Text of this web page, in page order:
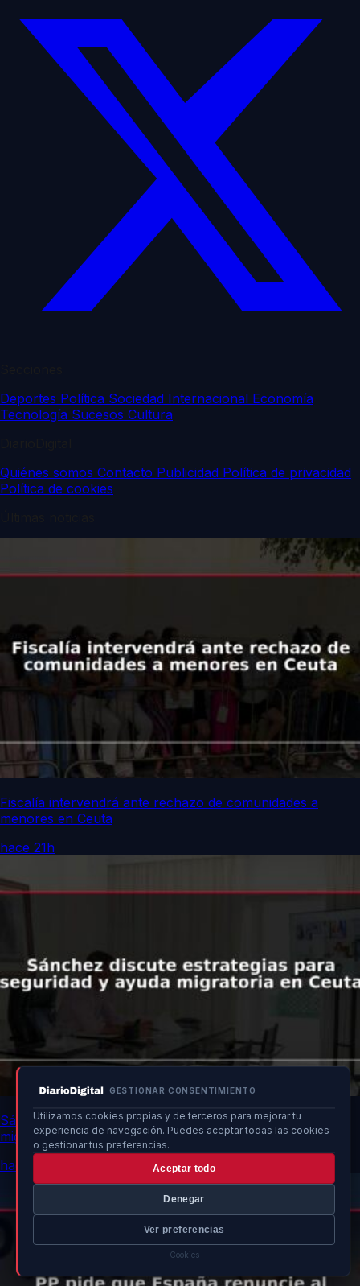
GESTIONAR CONSENTIMIENTO
Utilizamos cookies propias y de terceros para mejorar tu
experiencia de navegación. Puedes aceptar todas las cookies
o gestionar tus preferencias.
Aceptar todo
Denegar
Ver preferencias
Cookies
Deportes Política Sociedad Internacional Economía
Tecnología Sucesos Cultura
Quiénes somos Contacto Publicidad Política de privacidad
Política de cookies
Fiscalía intervendrá ante rechazo de comunidades a
menores en Ceuta
hace 21h
Sánchez discute estrategias para seguridad y ayuda
migratoria en Ceuta
hace 21h